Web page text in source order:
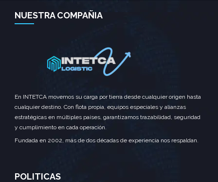
NUESTRA COMPAÑIA
En INTETCA movemos su carga por tierra desde cualquier origen hasta
cualquier destino. Con flota propia, equipos especiales y alianzas
estratégicas en múltiples países, garantizamos trazabilidad, seguridad
y cumplimiento en cada operación.
Fundada en 2002, más de dos décadas de experiencia nos respaldan.
POLITICAS